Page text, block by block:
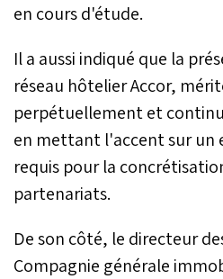
en cours d'étude.
Il a aussi indiqué que la
réseau hôtelier Accor,
perpétuellement et
en mettant l'accent sur un
requis pour la
partenariats.
De son côté, le directeur
Compagnie générale